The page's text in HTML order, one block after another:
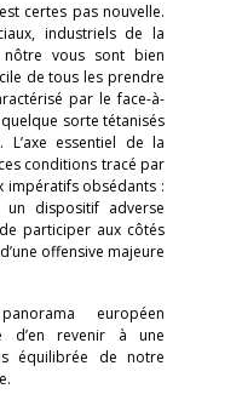
certes pas nouvelle.
industriels de la
nôtre vous sont bien
de tous les prendre
par le face-à-
sorte tétanisés
L’axe essentiel de la
conditions tracé par
impératifs obsédants :
dispositif adverse
participer aux côtés
offensive majeure
européen
d’en revenir à une
équilibrée de notre